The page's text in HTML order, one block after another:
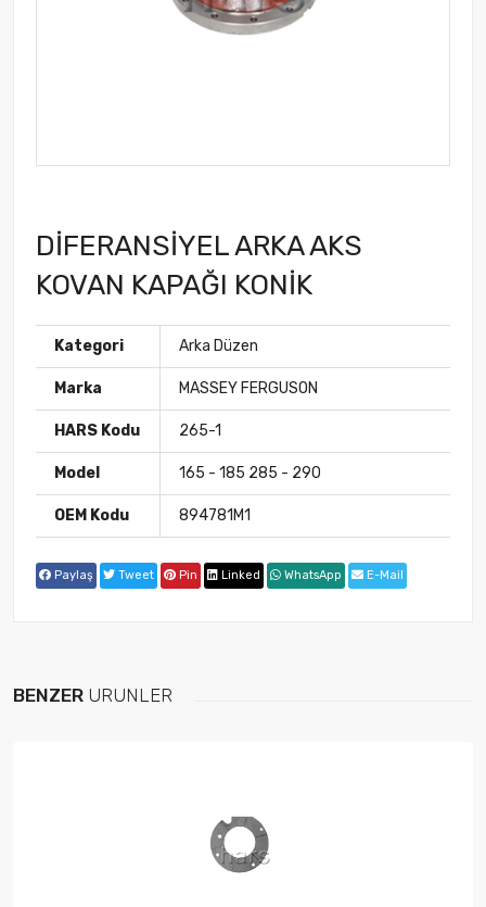
DİFERANSİYEL ARKA AKS
KOVAN KAPAĞI KONİK
Kategori Arka Düzen
Marka MASSEY FERGUSON
HARS Kodu 265-1
Model 165 - 185 285 - 290
OEM Kodu 894781M1
Paylaş Tweet Pin Linked WhatsApp E-Mail
BENZER ÜRÜNLER